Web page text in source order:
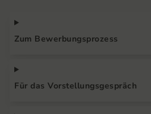
Zum Bewerbungsprozess
Für das Vorstellungsgespräch